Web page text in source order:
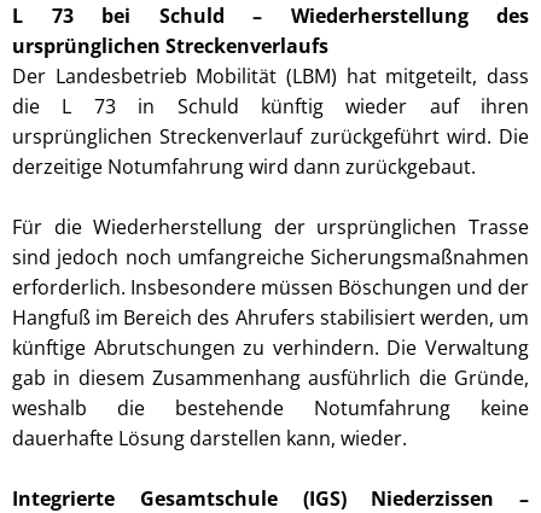
L 73 bei Schuld – Wiederherstellung des
ursprünglichen Streckenverlaufs
Der Landesbetrieb Mobilität (LBM) hat mitgeteilt, dass
die L 73 in Schuld künftig wieder auf ihren
ursprünglichen Streckenverlauf zurückgeführt wird. Die
derzeitige Notumfahrung wird dann zurückgebaut.
Für die Wiederherstellung der ursprünglichen Trasse
sind jedoch noch umfangreiche Sicherungsmaßnahmen
erforderlich. Insbesondere müssen Böschungen und der
Hangfuß im Bereich des Ahrufers stabilisiert werden, um
künftige Abrutschungen zu verhindern. Die Verwaltung
gab in diesem Zusammenhang ausführlich die Gründe,
weshalb die bestehende Notumfahrung keine
dauerhafte Lösung darstellen kann, wieder.
Integrierte Gesamtschule (IGS) Niederzissen –